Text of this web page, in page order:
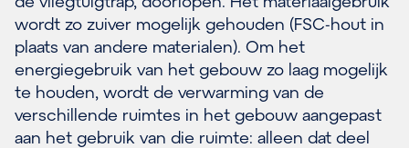
wordt zo zuiver mogelijk gehouden (FSC-hout in
plaats van andere materialen). Om het
energiegebruik van het gebouw zo laag mogelijk
te houden, wordt de verwarming van de
verschillende ruimtes in het gebouw aangepast
aan het gebruik van die ruimte: alleen dat deel